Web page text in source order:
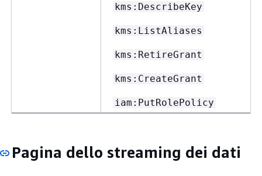
kms:DescribeKey
kms:ListAliases
kms:RetireGrant
kms:CreateGrant
iam:PutRolePolicy
Pagina dello streaming dei dati